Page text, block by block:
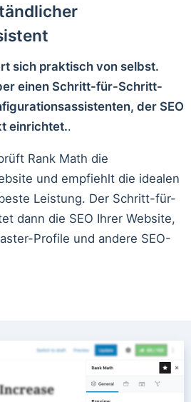
sich praktisch von selbst.
einen Schritt-für-Schritt-
der SEO
einrichtet..
Rank Math die
und empfiehlt die idealen
Leistung. Der Schritt-für-
dann die SEO Ihrer Website,
Profile und andere SEO-